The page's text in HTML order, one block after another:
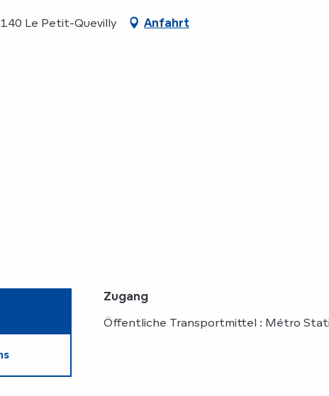
Le Petit-Quevilly Anfahrt
Zugang
Zugang
Öffentliche Transportmittel : Métro